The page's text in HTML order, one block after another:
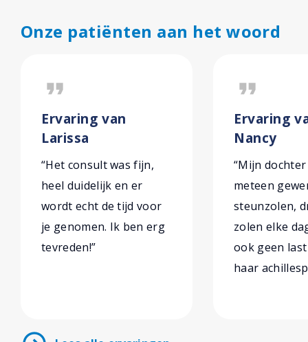
Onze patiënten aan het woord
format_quote
Ervaring van
Larissa
“Het consult was fijn,
heel duidelijk en er
wordt echt de tijd voor
je genomen. Ik ben erg
tevreden!”
format_quote
Ervaring
Nancy
“Mijn
meteen
steunzolen,
zolen elke
ook geen
haar